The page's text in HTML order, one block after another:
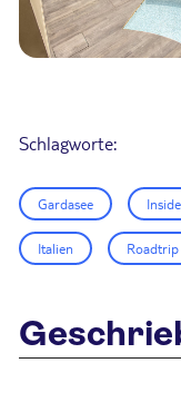
Schlagworte:
Gardasee
Italien Roadtrip